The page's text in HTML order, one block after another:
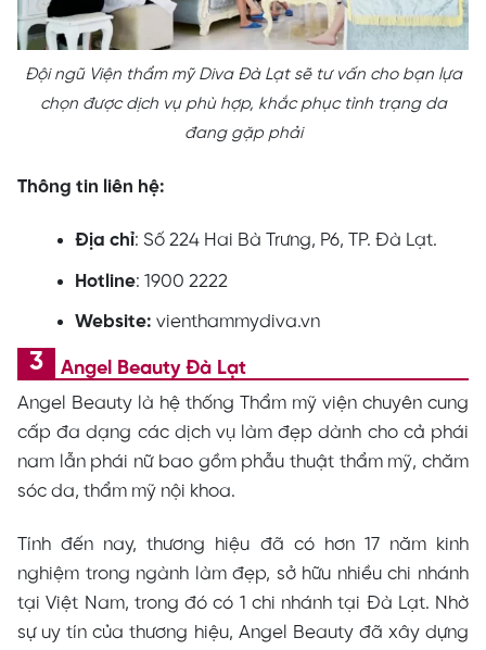
Đội ngũ Viện thẩm mỹ Diva Đà Lạt sẽ tư vấn cho bạn lựa
chọn được dịch vụ phù hợp, khắc phục tình trạng da
đang gặp phải
Thông tin liên hệ:
Địa chỉ: Số 224 Hai Bà Trưng, P6, TP. Đà Lạt.
Hotline: 1900 2222
Website: vienthammydiva.vn
Angel Beauty Đà Lạt
Angel Beauty là hệ thống Thẩm mỹ viện chuyên cung
cấp đa dạng các dịch vụ làm đẹp dành cho cả phái
nam lẫn phái nữ bao gồm phẫu thuật thẩm mỹ, chăm
sóc da, thẩm mỹ nội khoa.
Tính đến nay, thương hiệu đã có hơn 17 năm kinh
nghiệm trong ngành làm đẹp, sở hữu nhiều chi nhánh
tại Việt Nam, trong đó có 1 chi nhánh tại Đà Lạt. Nhờ
sự uy tín của thương hiệu, Angel Beauty đã xây dựng